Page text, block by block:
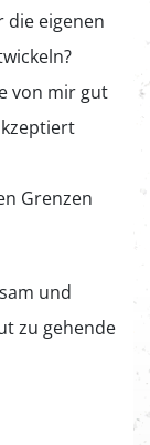
die eigenen
von mir gut
Grenzen
und
zu gehende